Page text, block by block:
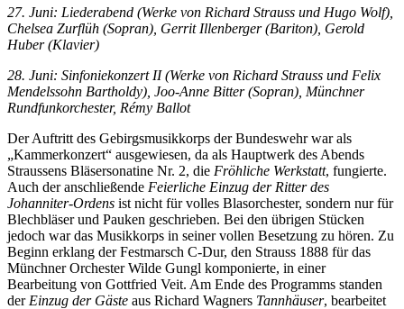
27. Juni: Liederabend (Werke von Richard Strauss und Hugo Wolf),
Chelsea Zurflüh (Sopran), Gerrit Illenberger (Bariton), Gerold
Huber (Klavier)
28. Juni: Sinfoniekonzert II (Werke von Richard Strauss und Felix
Mendelssohn Bartholdy), Joo-Anne Bitter (Sopran), Münchner
Rundfunkorchester, Rémy Ballot
Der Auftritt des Gebirgsmusikkorps der Bundeswehr war als
„Kammerkonzert“ ausgewiesen, da als Hauptwerk des Abends
Straussens Bläsersonatine Nr. 2, die Fröhliche Werkstatt, fungierte.
Auch der anschließende Feierliche Einzug der Ritter des
Johanniter-Ordens ist nicht für volles Blasorchester, sondern nur für
Blechbläser und Pauken geschrieben. Bei den übrigen Stücken
jedoch war das Musikkorps in seiner vollen Besetzung zu hören. Zu
Beginn erklang der Festmarsch C-Dur, den Strauss 1888 für das
Münchner Orchester Wilde Gungl komponierte, in einer
Bearbeitung von Gottfried Veit. Am Ende des Programms standen
der Einzug der Gäste aus Richard Wagners Tannhäuser, bearbeitet